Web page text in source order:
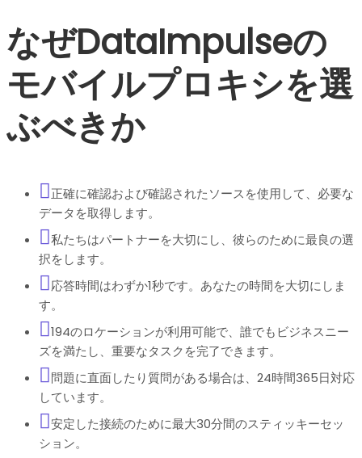
なぜDataImpulseの
モバイルプロキシを選
ぶべきか
正確に確認および確認されたソースを使用して、必要な
データを取得します。
私たちはパートナーを大切にし、彼らのために最良の選
択をします。
応答時間はわずか1秒です。あなたの時間を大切にしま
す。
194のロケーションが利用可能で、誰でもビジネスニー
ズを満たし、重要なタスクを完了できます。
問題に直面したり質問がある場合は、24時間365日対応
しています。
安定した接続のために最大30分間のスティッキーセッ
ション。